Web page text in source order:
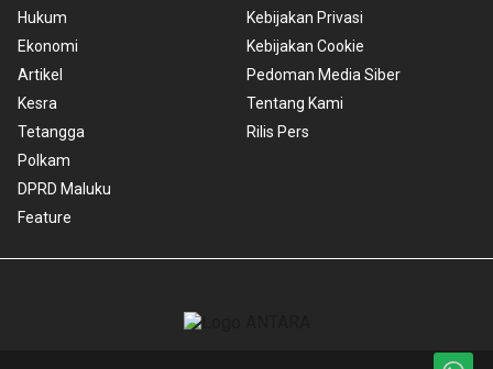
Hukum
Ekonomi
Artikel
Kesra
Tetangga
Polkam
DPRD Maluku
Feature
Kebijakan Privasi
Kebijakan Cookie
Pedoman Media Siber
Tentang Kami
Rilis Pers